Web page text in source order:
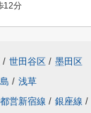
12分
/ 世田谷区 / 墨田区
/ 浅草
都営新宿線 / 銀座線 /